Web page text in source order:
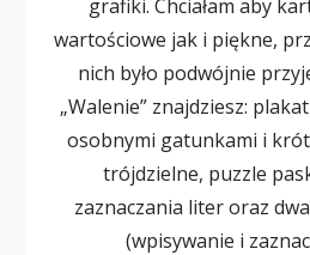
grafiki. Chciałam aby
wartościowe jak i piękne,
nich było podwójnie
„Walenie” znajdziesz:
osobnymi gatunkami i
trójdzielne, puzzle
zaznaczania liter oraz
(wpisywanie i